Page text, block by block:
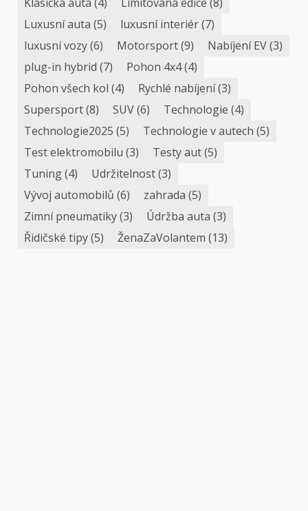
Klasická auta (4) Limitovaná edice (8)
Luxusní auta (5) luxusní interiér(7)
luxusní vozy(6) Motorsport(9) Nabíjení EV(3)
plug-in hybrid (7) Pohon 4x4(4)
Pohon všech kol (4) Rychlé nabíjení(3)
Supersport(8) SUV(6) Technologie (4)
Technologie2025 (5) Technologie v autech (5)
Test elektromobilu (3) Testy aut(5)
Tuning(4) Udržitelnost(3)
Vývoj automobilů (6) zahrada (5)
Zimní pneumatiky(3) Údržba auta (3)
Řidičské tipy(5) ŽenaZaVolantem (13)